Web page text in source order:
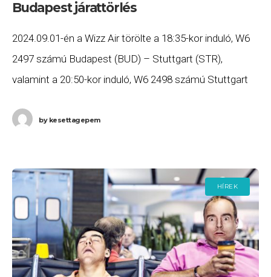
Budapest járattörlés
2024.09.01-én a Wizz Air törölte a 18:35-kor induló, W6
2497 számú Budapest (BUD) – Stuttgart (STR),
valamint a 20:50-kor induló, W6 2498 számú Stuttgart
bykesettagepem
HÍREK